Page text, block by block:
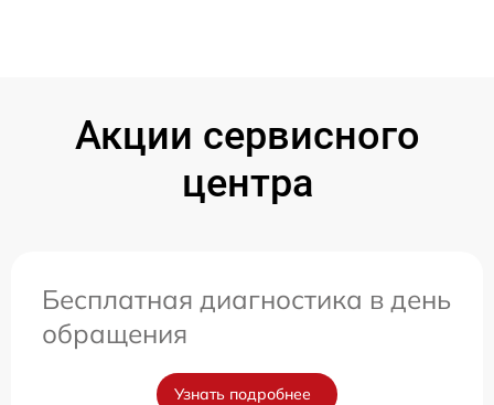
Акции сервисного
центра
Бесплатная диагностика в день
обращения
Узнать подробнее